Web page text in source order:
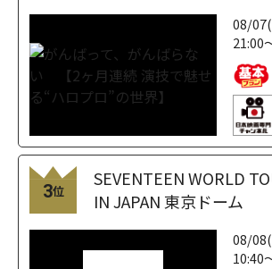
08/
21:00
3位
SEVENTEEN WORLD
IN JAPAN 東京ドーム
08/
10:40